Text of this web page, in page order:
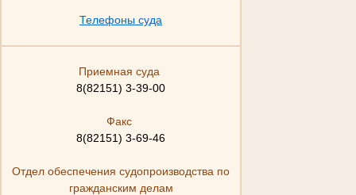
Телефоны суда
Приемная суда
8(82151) 3-39-00
Факс
8(82151) 3-69-46
Отдел обеспечения судопроизводства по
гражданским делам